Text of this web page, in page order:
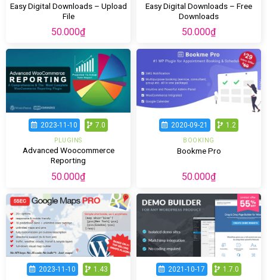
Easy Digital Downloads – Upload
File
50.000₫
Easy Digital Downloads – Free
Downloads
50.000₫
2023-11-10 7.0
PLUGINS
Advanced Woocommerce
Reporting
50.000₫
2020-09-21 1.2
BOOKING
Bookme Pro
50.000₫
2023-11-10 1.43 2021-10-17 1.7.0